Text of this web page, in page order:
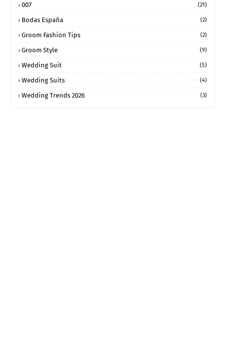
007 (21)
Bodas España (2)
Groom Fashion Tips (2)
Groom Style (9)
Wedding Suit (5)
Wedding Suits (4)
Wedding Trends 2026 (3)